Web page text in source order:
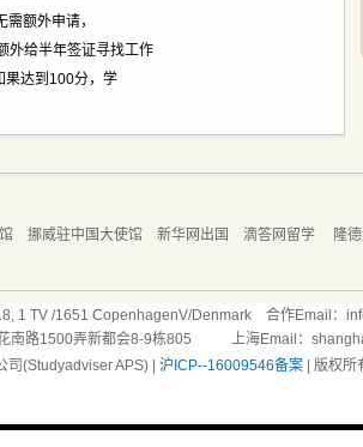
额外申请，
外给半年签证寻找工作
达到100分，学
挪威驻中国大使馆 新华网出国 滴答网留学 隆
TV /1651 CopenhagenV/Denmark 合作Email：
南路1500弄新都会8-9栋805 上海Email：
(Studyadviser APS) | 沪ICP--16009546备案| 版权所